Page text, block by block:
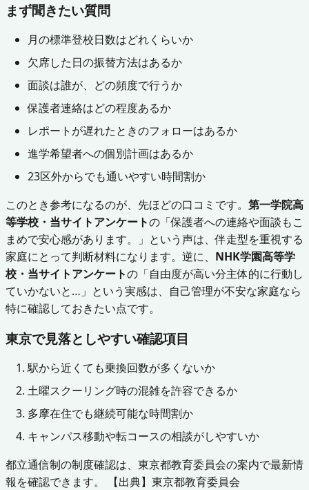
まず聞きたい質問
月の標準登校日数はどれくらいか
欠席した日の振替方法はあるか
面談は誰が、どの頻度で行うか
保護者連絡はどの程度あるか
レポートが遅れたときのフォローはあるか
進学希望者への個別計画はあるか
23区外からでも通いやすい時間割か
このとき参考になるのが、先ほどの口コミです。 第一学院高
等学校・当サイトアンケートの「保護者への連絡や面談もこ
まめで安心感があります。」という声は、伴走型を重視する
家庭にとって判断材料になります。逆に、 NHK学園高等学
校・当サイトアンケートの「自由度が高い分主体的に行動し
ていかないと…」という実感は、自己管理が不安な家庭なら
特に確認しておきたい点です。
東京で見落としやすい確認項目
駅から近くても乗換回数が多くないか
土曜スクーリング時の混雑を許容できるか
多摩在住でも継続可能な時間割か
キャンパス移動や転コースの相談がしやすいか
都立通信制の制度確認は、東京都教育委員会の案内で最新情
報を確認できます。 【出典】東京都教育委員会